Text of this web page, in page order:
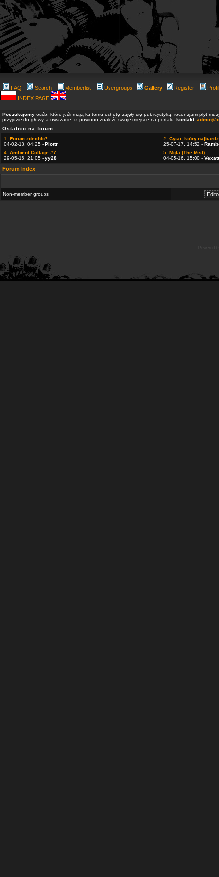
FAQ Search Memberlist Usergroups Gallery Register
INDEX PAGE
Poszukujemy osób, które jeśli mają ku temu ochotę zajęły się publicystyką, recenzjami płyt
przyjdzie do głowy, a uważacie, iż powinno znaleźć swoje miejsce na portalu. kontakt:
Ostatnio na forum
1. Forum zdechło?
04-02-18, 04:25 - Piottr
2. Cytat, który
25-07-17, 14:52 -
4. Ambient Collage #7
29-05-16, 21:05 - yy28
5. Mgla (The Mist)
04-05-16, 15:00 -
Forum Index
Non-member groups